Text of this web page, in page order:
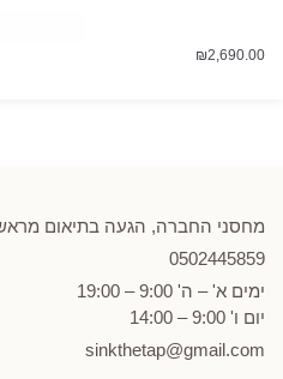
₪2,690.00
מחסני החברה, הגעה בתיאום מראש
0502445859
ימים א' – ה' 9:00 – 19:00
יום ו' 9:00 – 14:00
sinkthetap@gmail.com